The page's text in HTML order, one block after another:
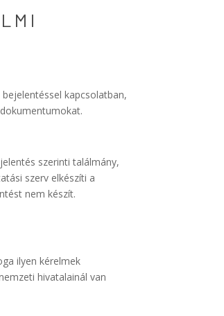
kapcsolatban,
szerinti találmány,
szerv elkészíti a
nem készít.
ilyen kérelmek
hivatalainál van